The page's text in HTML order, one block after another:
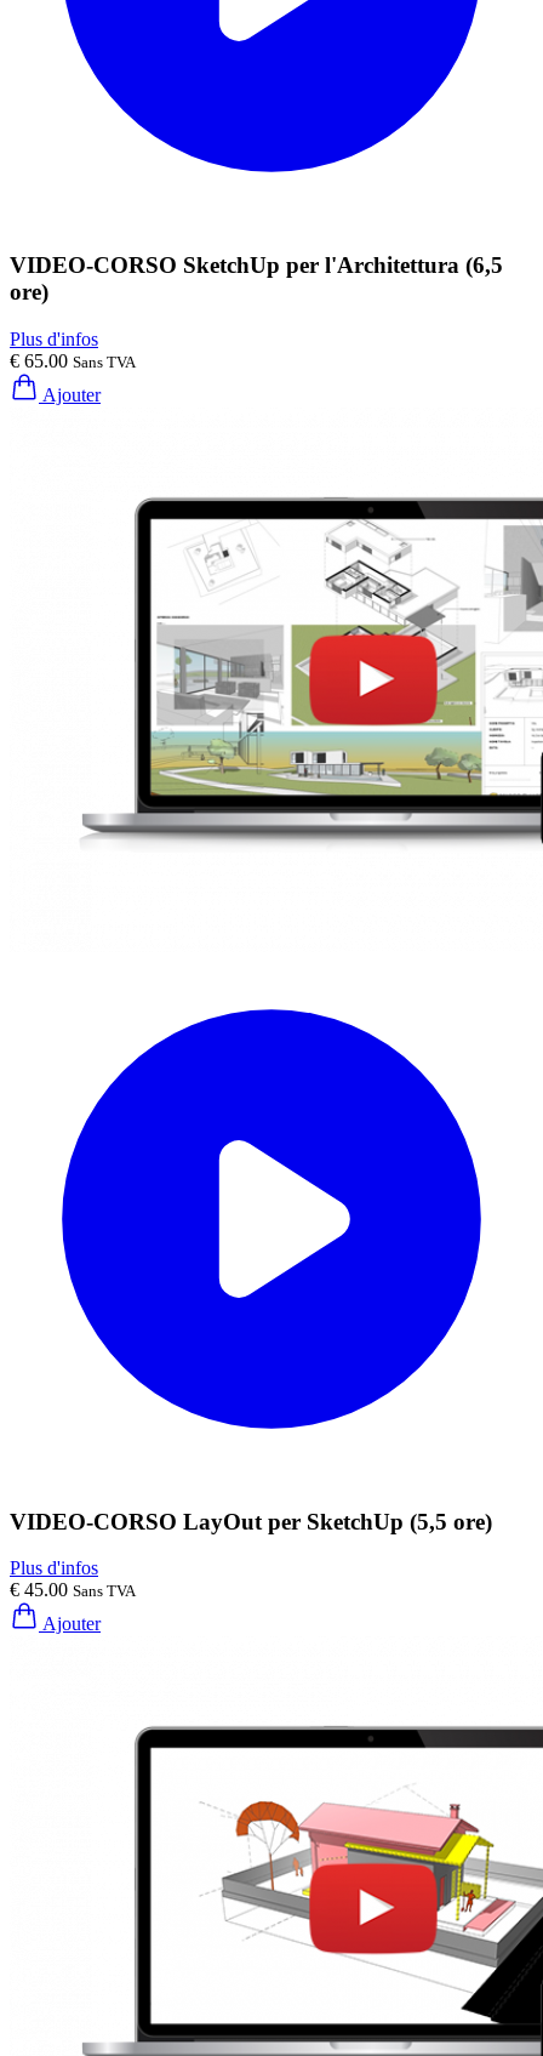
VIDEO-CORSO SketchUp per l'Architettura (6,5
ore)
Plus d'infos
€ 65.00 Sans TVA
Ajouter
VIDEO-CORSO LayOut per SketchUp (5,5 ore)
Plus d'infos
€ 45.00 Sans TVA
Ajouter